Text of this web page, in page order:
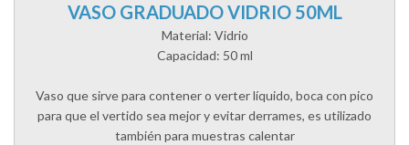
VASO GRADUADO VIDRIO 50ML
Material: Vidrio
Capacidad: 50 ml
Vaso que sirve para contener o verter líquido, boca con pico
para que el vertido sea mejor y evitar derrames, es utilizado
también para muestras calentar